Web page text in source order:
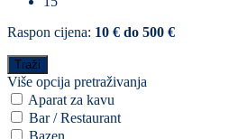
Raspon cijena: 10 € do 500 €
Više opcija pretraživanja
Aparat za kavu
Bar / Restaurant